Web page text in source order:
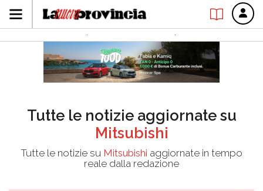
Tutte le notizie aggiornate su
Mitsubishi
Tutte le notizie su Mitsubishi aggiornate in tempo
reale dalla redazione